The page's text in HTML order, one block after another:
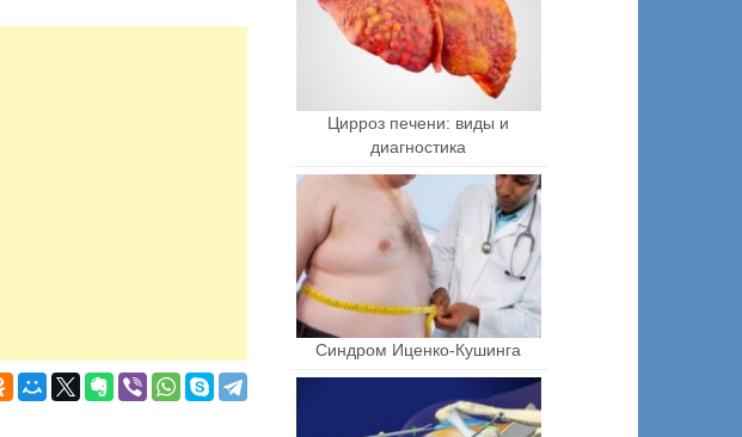
Цирроз печени: виды и
диагностика
Синдром Иценко-Кушинга